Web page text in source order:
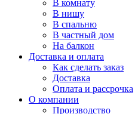
В комнату
В нишу
В спальню
В частный дом
На балкон
Доставка и оплата
Как сделать заказ
Доставка
Оплата и рассрочка
О компании
Производство